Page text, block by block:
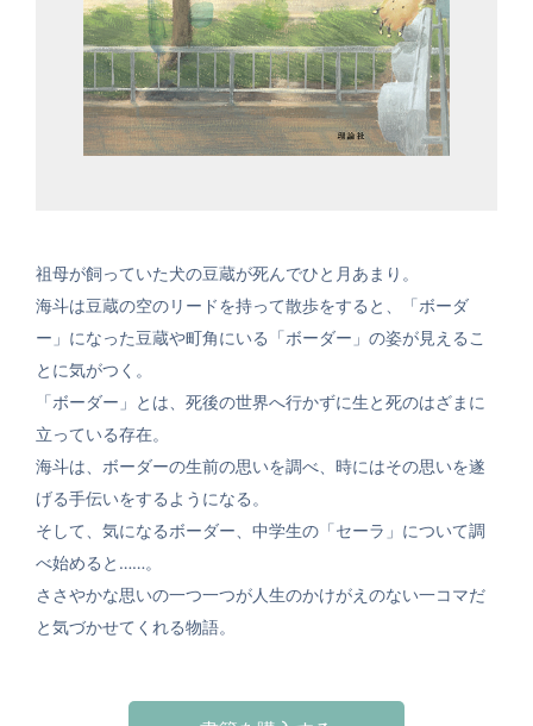
祖母が飼っていた犬の豆蔵が死んでひと月あまり。
海斗は豆蔵の空のリードを持って散歩をすると、「ボーダ
ー」になった豆蔵や町角にいる「ボーダー」の姿が見えるこ
とに気がつく。
「ボーダー」とは、死後の世界へ行かずに生と死のはざまに
立っている存在。
海斗は、ボーダーの生前の思いを調べ、時にはその思いを遂
げる手伝いをするようになる。
そして、気になるボーダー、中学生の「セーラ」について調
べ始めると……。
ささやかな思いの一つ一つが人生のかけがえのない一コマだ
と気づかせてくれる物語。